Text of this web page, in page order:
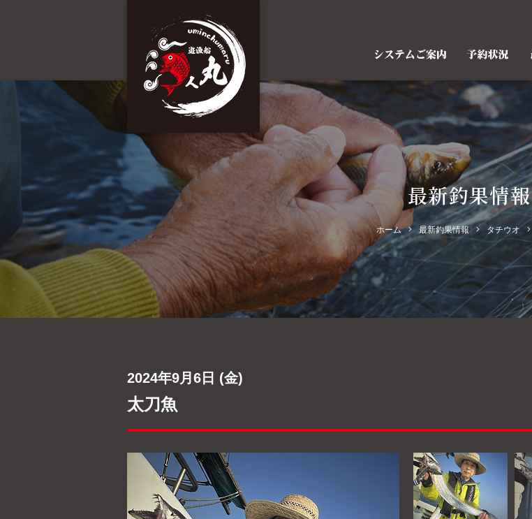
最新釣果情報
ホーム 最新釣果情報 タチウオ
2024年9月6日 (金)
太刀魚